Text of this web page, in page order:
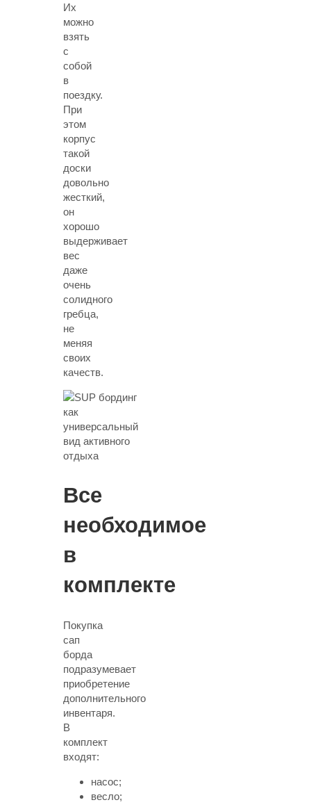
Их
можно
взять
с
собой
в
поездку.
При
этом
корпус
такой
доски
довольно
жесткий,
он
хорошо
выдерживает
вес
даже
очень
солидного
гребца,
не
меняя
своих
качеств.
Все
необходимое
в
комплекте
Покупка
сап
борда
подразумевает
приобретение
дополнительного
инвентаря.
В
комплект
входят:
насос;
весло;